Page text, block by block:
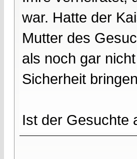
war. Hatte der
Mutter des
als noch gar
Sicherheit
Ist der Gesuchte